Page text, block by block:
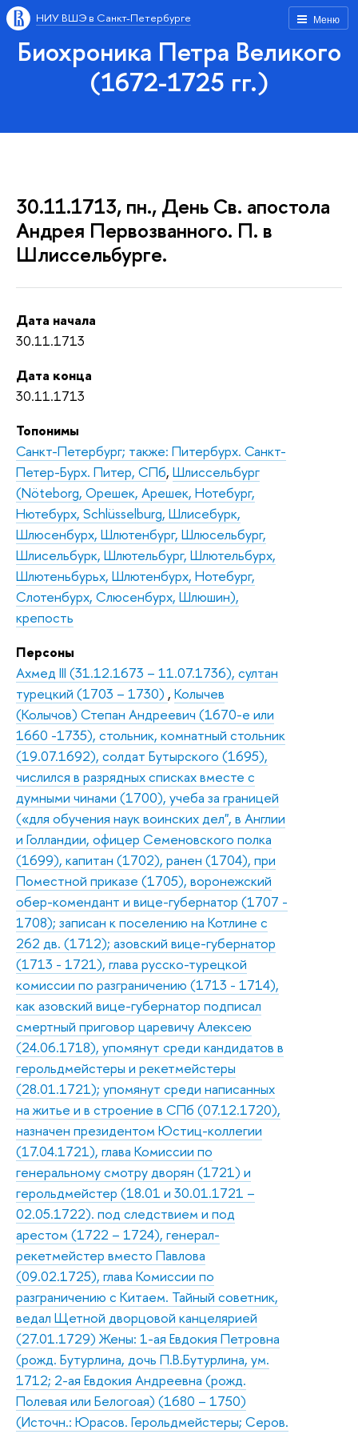
Меню
НИУ ВШЭ в Санкт-Петербурге
Биохроника Петра Великого
(1672-1725 гг.)
30.11.1713, пн., День Св. апостола
Андрея Первозванного. П. в
Шлиссельбурге.
Дата начала
30.11.1713
Дата конца
30.11.1713
Топонимы
Санкт-Петербург; также: Питербурх. Санкт-
Петер-Бурх. Питер, СПб, Шлиссельбург
(Nöteborg, Орешек, Арешек, Нотебург,
Нютебурх, Schlüsselburg, Шлисебурк,
Шлюсенбурх, Шлютенбург, Шлюсельбург,
Шлисельбурк, Шлютельбург, Шлютельбурх,
Шлютеньбурьх, Шлютенбурх, Нотебург,
Слотенбурх, Слюсенбурх, Шлюшин),
крепость
Персоны
Ахмед III (31.12.1673 – 11.07.1736), султан
турецкий (1703 – 1730) , Колычев
(Колычов) Степан Андреевич (1670-е или
1660 -1735), стольник, комнатный стольник
(19.07.1692), солдат Бутырского (1695),
числился в разрядных списках вместе с
думными чинами (1700), учеба за границей
(«для обучения наук воинских дел", в Англии
и Голландии, офицер Семеновского полка
(1699), капитан (1702), ранен (1704), при
Поместной приказе (1705), воронежский
обер-комендант и вице-губернатор (1707 -
1708); записан к поселению на Котлине с
262 дв. (1712); азовский вице-губернатор
(1713 - 1721), глава русско-турецкой
комиссии по разграничению (1713 - 1714),
как азовский вице-губернатор подписал
смертный приговор царевичу Алексею
(24.06.1718), упомянут среди кандидатов в
герольдмейстеры и рекетмейстеры
(28.01.1721); упомянут среди написанных
на житье и в строение в СПб (07.12.1720),
назначен президентом Юстиц-коллегии
(17.04.1721), глава Комиссии по
генеральному смотру дворян (1721) и
герольдмейстер (18.01 и 30.01.1721 –
02.05.1722). под следствием и под
арестом (1722 – 1724), генерал-
рекетмейстер вместо Павлова
(09.02.1725), глава Комиссии по
разграничению с Китаем. Тайный советник,
ведал Щетной дворцовой канцелярией
(27.01.1729) Жены: 1-ая Евдокия Петровна
(рожд. Бутурлина, дочь П.В.Бутурлина, ум.
1712; 2-ая Евдокия Андреевна (рожд.
Полевая или Белогоая) (1680 – 1750)
(Источн.: Юрасов. Герольдмейстеры; Серов.